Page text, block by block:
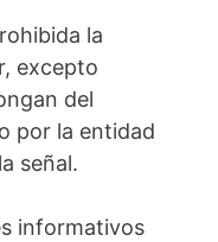
la
excepto
del
por la entidad
señal.
informativos